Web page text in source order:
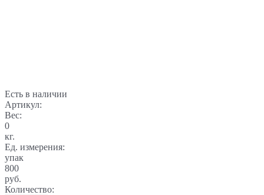
Есть в наличии
Артикул:
Вес:
0
кг.
Ед. измерения:
упак
800
руб.
Количество: